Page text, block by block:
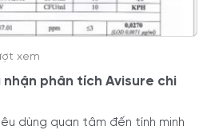
xem
phân tích Avisure chi
dùng quan tâm đến tính minh